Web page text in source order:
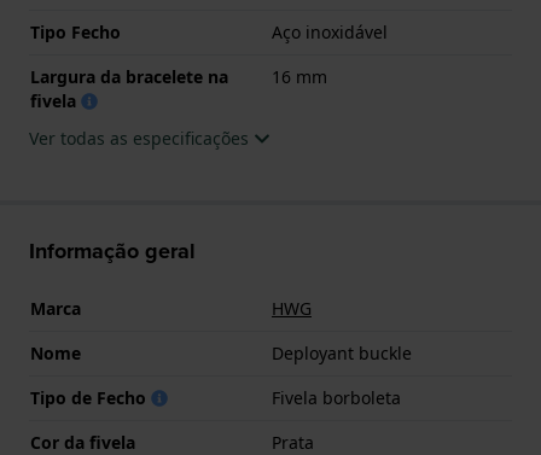
Tipo Fecho
Aço inoxidável
Largura da bracelete na
fivela
16 mm
Ver todas as especificações
Informação geral
Marca
HWG
Nome
Deployant buckle
Tipo de Fecho
Fivela borboleta
Cor da fivela
Prata